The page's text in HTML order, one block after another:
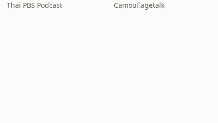
Thai PBS Podcast Camouflagetalk